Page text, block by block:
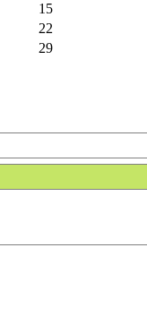
15
22
29